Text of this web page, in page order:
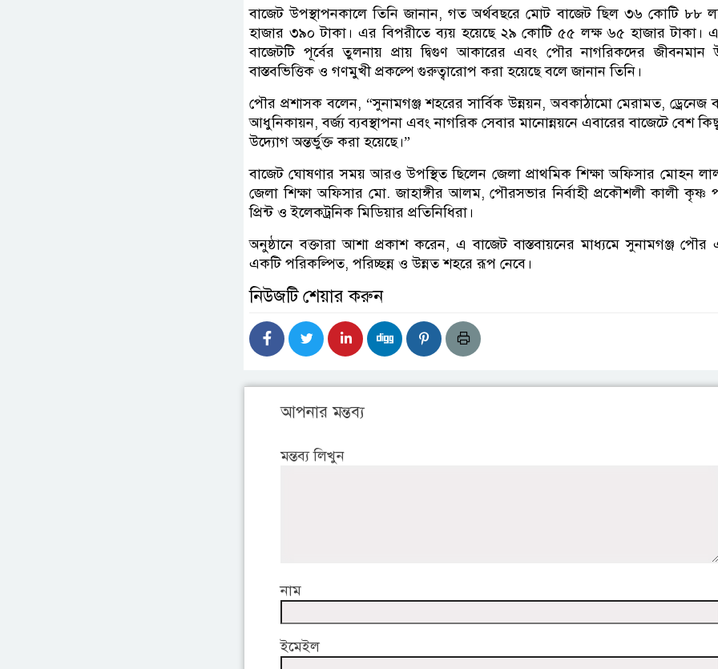
বাজেট উপস্থাপনকালে তিনি জানান, গত অর্থবছরে মোট বাজেট ছিল ৩৬ কোটি ৮৮
হাজার ৩৯০ টাকা। এর বিপরীতে ব্যয় হয়েছে ২৯ কোটি ৫৫ লক্ষ ৬৫ হাজার টাকা।
বাজেটটি পূর্বের তুলনায় প্রায় দ্বিগুণ আকারের এবং পৌর নাগরিকদের জীবনমান
বাস্তবভিত্তিক ও গণমুখী প্রকল্পে গুরুত্বারোপ করা হয়েছে বলে জানান তিনি।
পৌর প্রশাসক বলেন, “সুনামগঞ্জ শহরের সার্বিক উন্নয়ন, অবকাঠামো মেরামত, ড্রেনেজ
আধুনিকায়ন, বর্জ্য ব্যবস্থাপনা এবং নাগরিক সেবার মানোন্নয়নে এবারের বাজেটে বেশ
উদ্যোগ অন্তর্ভুক্ত করা হয়েছে।”
বাজেট ঘোষণার সময় আরও উপস্থিত ছিলেন জেলা প্রাথমিক শিক্ষা অফিসার মোহন
জেলা শিক্ষা অফিসার মো. জাহাঙ্গীর আলম, পৌরসভার নির্বাহী প্রকৌশলী কালী কৃষ্ণ
প্রিন্ট ও ইলেকট্রনিক মিডিয়ার প্রতিনিধিরা।
অনুষ্ঠানে বক্তারা আশা প্রকাশ করেন, এ বাজেট বাস্তবায়নের মাধ্যমে সুনামগঞ্জ পৌর
একটি পরিকল্পিত, পরিচ্ছন্ন ও উন্নত শহরে রূপ নেবে।
নিউজটি শেয়ার করুন
আপনার মন্তব্য
মন্তব্য লিখুন
নাম
ইমেইল